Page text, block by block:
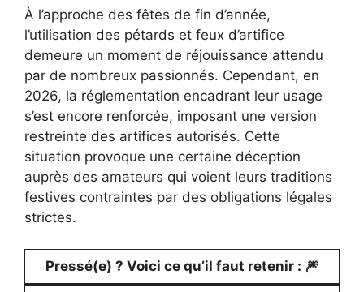
À l’approche des fêtes de fin d’année,
l’utilisation des pétards et feux d’artifice
demeure un moment de réjouissance attendu
par de nombreux passionnés. Cependant, en
2026, la réglementation encadrant leur usage
s’est encore renforcée, imposant une version
restreinte des artifices autorisés. Cette
situation provoque une certaine déception
auprès des amateurs qui voient leurs traditions
festives contraintes par des obligations légales
strictes.
Pressé(e) ? Voici ce qu’il faut retenir : 🎆